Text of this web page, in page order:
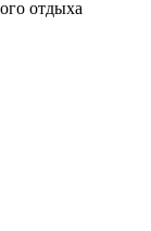
отдыха